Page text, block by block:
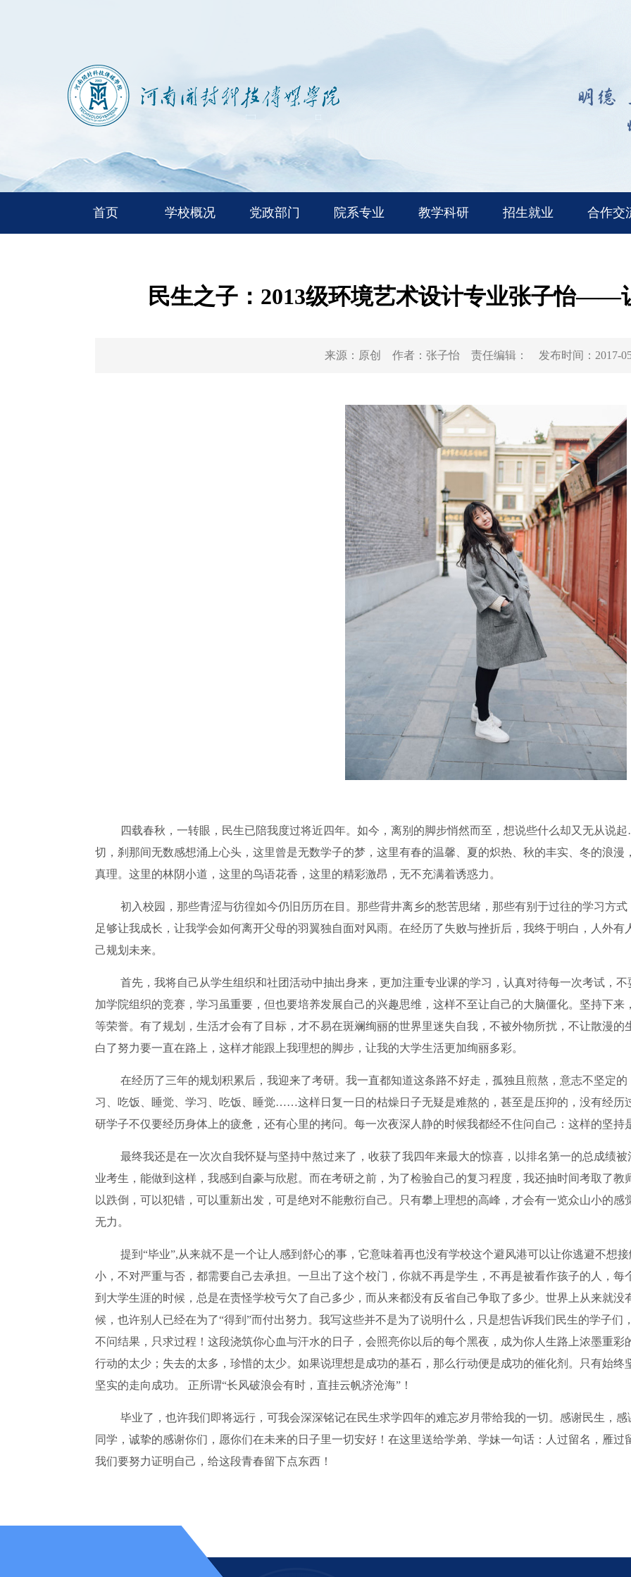
首页 学校概况 党政部门 院系专业 教学科研 招生就业 合作交
民生之子：2013级环境艺术设计专业张子怡——
来源： 原创 作者： 张子怡 责任编辑： 发布时间： 2017-
四载春秋，一转眼，民生已陪我度过将近四年。如今，离别的脚步悄然而至，想说些什么却又无从
切，刹那间无数感想涌上心头，这里曾是无数学子的梦，这里有春的温馨、夏的炽热、秋的丰实、冬的浪
真理。这里的林阴小道，这里的鸟语花香，这里的精彩激昂，无不充满着诱惑力。
初入校园，那些青涩与彷徨如今仍旧历历在目。那些背井离乡的愁苦思绪，那些有别于过往的学习方
足够让我成长，让我学会如何离开父母的羽翼独自面对风雨。在经历了失败与挫折后，我终于明白，人外
己规划未来。
首先，我将自己从学生组织和社团活动中抽出身来，更加注重专业课的学习，认真对待每一次考试，
加学院组织的竞赛，学习虽重要，但也要培养发展自己的兴趣思维，这样不至让自己的大脑僵化。坚持下来
等荣誉。有了规划，生活才会有了目标，才不易在斑斓绚丽的世界里迷失自我，不被外物所扰，不让散漫
白了努力要一直在路上，这样才能跟上我理想的脚步，让我的大学生活更加绚丽多彩。
在经历了三年的规划积累后，我迎来了考研。我一直都知道这条路不好走，孤独且煎熬，意志不坚定
习、吃饭、睡觉、学习、吃饭、睡觉……这样日复一日的枯燥日子无疑是难熬的，甚至是压抑的，没有经历
研学子不仅要经历身体上的疲惫，还有心里的拷问。每一次夜深人静的时候我都经不住问自己：这样的坚
最终我还是在一次次自我怀疑与坚持中熬过来了，收获了我四年来最大的惊喜，以排名第一的总成绩
业考生，能做到这样，我感到自豪与欣慰。而在考研之前，为了检验自己的复习程度，我还抽时间考取了
以跌倒，可以犯错，可以重新出发，可是绝对不能敷衍自己。只有攀上理想的高峰，才会有一览众山小的
无力。
提到“毕业”,从来就不是一个让人感到舒心的事，它意味着再也没有学校这个避风港可以让你逃避不想
小，不对严重与否，都需要自己去承担。一旦出了这个校门，你就不再是学生，不再是被看作孩子的人，
到大学生涯的时候，总是在责怪学校亏欠了自己多少，而从来都没有反省自己争取了多少。世界上从来就没
候，也许别人已经在为了“得到”而付出努力。我写这些并不是为了说明什么，只是想告诉我们民生的学子
不问结果，只求过程！这段浇筑你心血与汗水的日子，会照亮你以后的每个黑夜，成为你人生路上浓墨重
行动的太少；失去的太多，珍惜的太少。如果说理想是成功的基石，那么行动便是成功的催化剂。只有始
坚实的走向成功。 正所谓“长风破浪会有时，直挂云帆济沧海”！
毕业了，也许我们即将远行，可我会深深铭记在民生求学四年的难忘岁月带给我的一切。感谢民生，
同学，诚挚的感谢你们，愿你们在未来的日子里一切安好！在这里送给学弟、学妹一句话：人过留名，雁
我们要努力证明自己，给这段青春留下点东西！